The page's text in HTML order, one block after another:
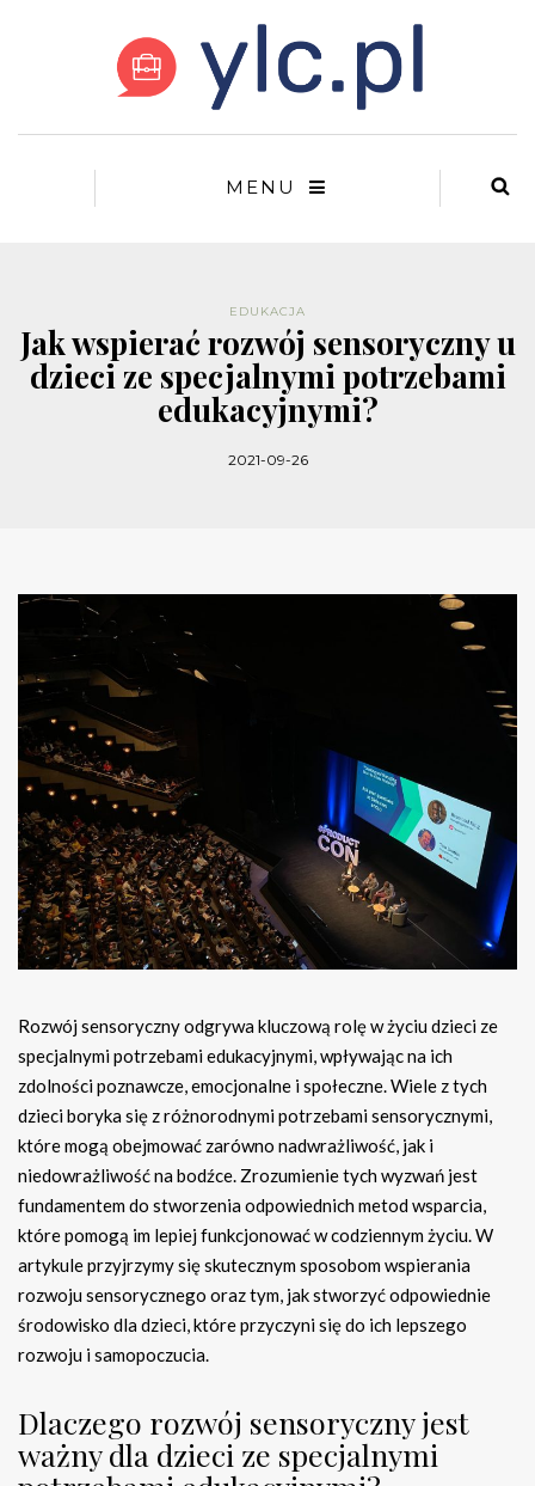
MENU
EDUKACJA
Jak wspierać rozwój sensoryczny u
dzieci ze specjalnymi potrzebami
edukacyjnymi?
2021-09-26
Rozwój sensoryczny odgrywa kluczową rolę w życiu dzieci ze
specjalnymi potrzebami edukacyjnymi, wpływając na ich
zdolności poznawcze, emocjonalne i społeczne. Wiele z tych
dzieci boryka się z różnorodnymi potrzebami sensorycznymi,
które mogą obejmować zarówno nadwrażliwość, jak i
niedowrażliwość na bodźce. Zrozumienie tych wyzwań jest
fundamentem do stworzenia odpowiednich metod wsparcia,
które pomogą im lepiej funkcjonować w codziennym życiu. W
artykule przyjrzymy się skutecznym sposobom wspierania
rozwoju sensorycznego oraz tym, jak stworzyć odpowiednie
środowisko dla dzieci, które przyczyni się do ich lepszego
rozwoju i samopoczucia.
Dlaczego rozwój sensoryczny jest
ważny dla dzieci ze specjalnymi